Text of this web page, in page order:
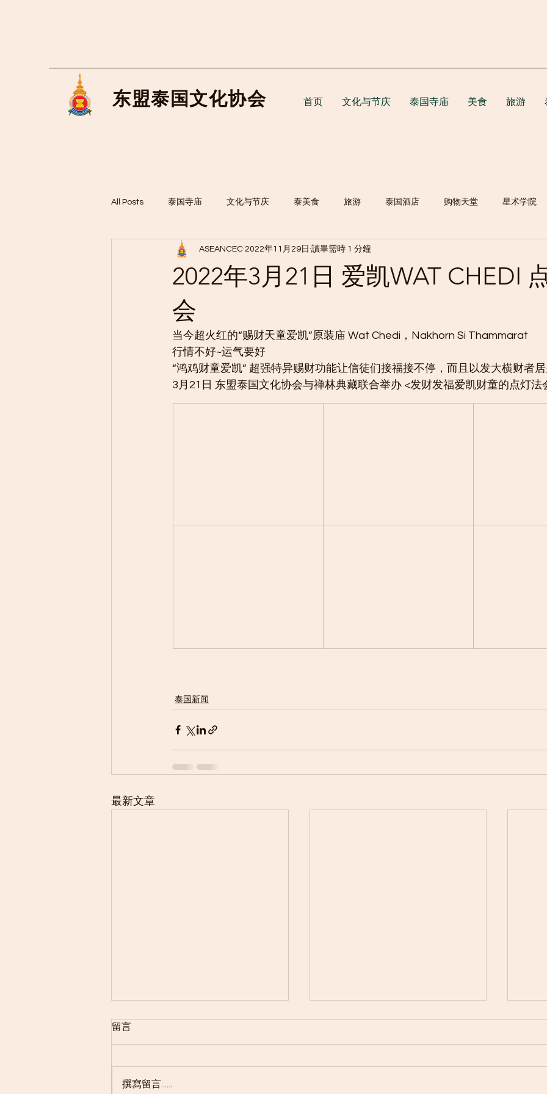
东盟泰国文化协会 首页 文化与节庆 泰国寺庙 美食 旅游
All Posts 泰国寺庙 文化与节庆 泰美食 旅游 泰国酒店 购物天堂 星术学院
2022年3月21日 爱凯WAT CHEDI
会
ASEANCEC 2022年11月29日 讀畢需時 1 分鐘
当今超火红的“赐财天童爱凯”原装庙 Wat Chedi，Nakhorn Si Thammarat
行情不好~运气要好
“鸿鸡财童爱凯” 超强特异赐财功能让信徒们接福接不停，而且以发大横财者
3月21日 东盟泰国文化协会与禅林典藏联合举办 <发财发福爱凯财童的点灯法
泰国新闻
最新文章
留言
撰寫留言......